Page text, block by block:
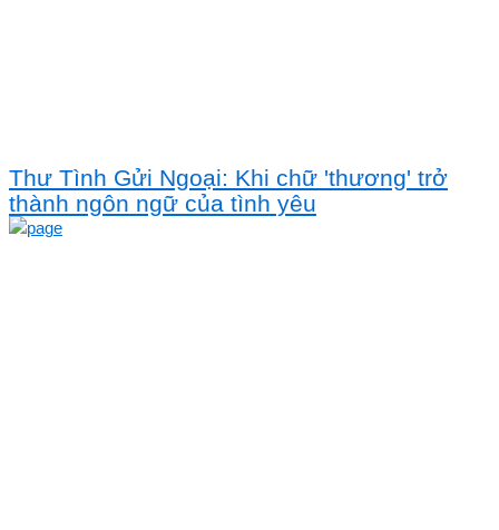
Thư Tình Gửi Ngoại: Khi chữ 'thương' trở
thành ngôn ngữ của tình yêu